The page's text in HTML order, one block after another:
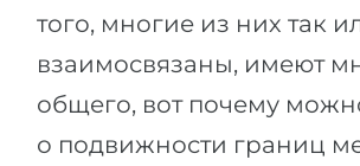
того, многие из них так
взаимосвязаны, имеют
общего, вот почему
о подвижности границ